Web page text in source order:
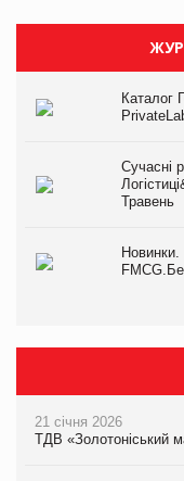
Каталог
Сучасні
Травень
Новинки.
21 січня 2026
ТДВ «Золотоніський